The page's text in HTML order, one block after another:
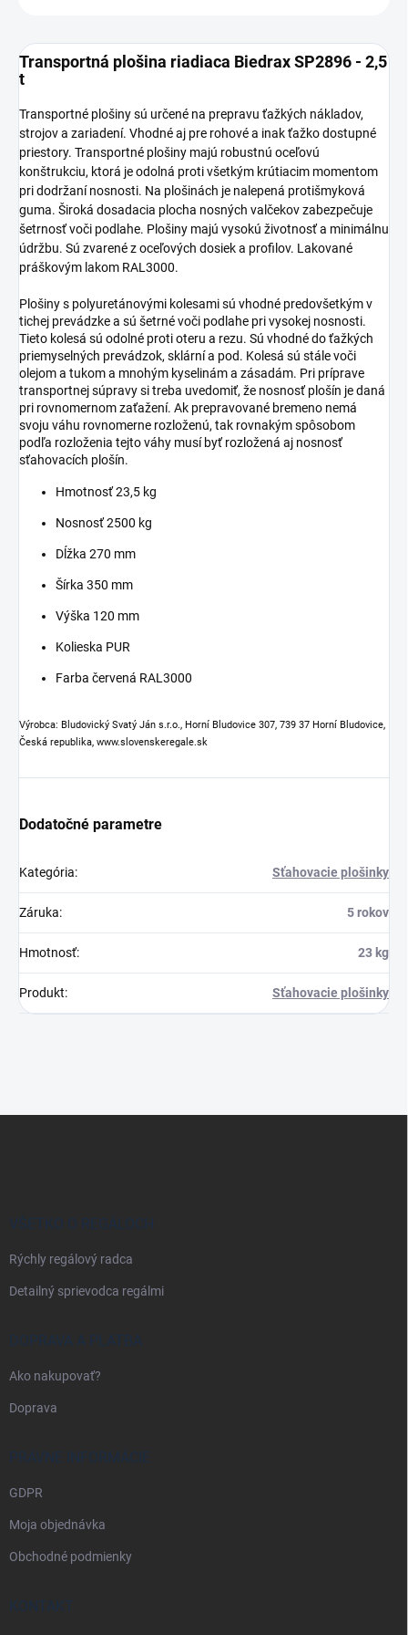
Transportná plošina riadiaca Biedrax SP2896 - 2,5
t
Transportné plošiny sú určené na prepravu ťažkých nákladov,
strojov a zariadení. Vhodné aj pre rohové a inak ťažko dostupné
priestory. Transportné plošiny majú robustnú oceľovú
konštrukciu, ktorá je odolná proti všetkým krútiacim momentom
pri dodržaní nosnosti. Na plošinách je nalepená protišmyková
guma. Široká dosadacia plocha nosných valčekov zabezpečuje
šetrnosť voči podlahe. Plošiny majú vysokú životnosť a minimálnu
údržbu. Sú zvarené z oceľových dosiek a profilov. Lakované
práškovým lakom RAL3000.
Plošiny s polyuretánovými kolesami sú vhodné predovšetkým v
tichej prevádzke a sú šetrné voči podlahe pri vysokej nosnosti.
Tieto kolesá sú odolné proti oteru a rezu. Sú vhodné do ťažkých
priemyselných prevádzok, sklární a pod. Kolesá sú stále voči
olejom a tukom a mnohým kyselinám a zásadám. Pri príprave
transportnej súpravy si treba uvedomiť, že nosnosť plošín je daná
pri rovnomernom zaťažení. Ak prepravované bremeno nemá
svoju váhu rovnomerne rozloženú, tak rovnakým spôsobom
podľa rozloženia tejto váhy musí byť rozložená aj nosnosť
sťahovacích plošín.
Hmotnosť 23,5 kg
Nosnosť 2500 kg
Dĺžka 270 mm
Šírka 350 mm
Výška 120 mm
Kolieska PUR
Farba červená RAL3000
Výrobca: Bludovický Svatý Ján s.r.o., Horní Bludovice 307, 739 37 Horní Bludovice,
Česká republika, www.slovenskeregale.sk
Dodatočné parametre
Kategória: Sťahovacie plošinky
Záruka: 5 rokov
Hmotnosť: 23 kg
Produkt: Sťahovacie plošinky
VŠETKO O REGÁLOCH
Rýchly regálový radca
Detailný sprievodca regálmi
DOPRAVA A PLATBA
Ako nakupovať?
Doprava
PRÁVNE INFORMÁCIE
GDPR
Moja objednávka
Obchodné podmienky
KONTAKT